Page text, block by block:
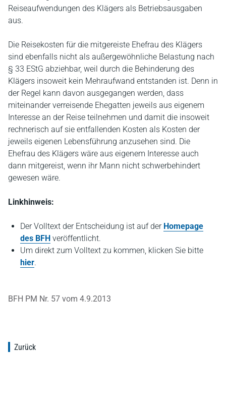
Reiseaufwendungen des Klägers als Betriebsausgaben
aus.
Die Reisekosten für die mitgereiste Ehefrau des Klägers
sind ebenfalls nicht als außergewöhnliche Belastung nach
§ 33 EStG abziehbar, weil durch die Behinderung des
Klägers insoweit kein Mehraufwand entstanden ist. Denn in
der Regel kann davon ausgegangen werden, dass
miteinander verreisende Ehegatten jeweils aus eigenem
Interesse an der Reise teilnehmen und damit die insoweit
rechnerisch auf sie entfallenden Kosten als Kosten der
jeweils eigenen Lebensführung anzusehen sind. Die
Ehefrau des Klägers wäre aus eigenem Interesse auch
dann mitgereist, wenn ihr Mann nicht schwerbehindert
gewesen wäre.
Linkhinweis:
Der Volltext der Entscheidung ist auf der Homepage
des BFH veröffentlicht.
Um direkt zum Volltext zu kommen, klicken Sie bitte
hier.
BFH PM Nr. 57 vom 4.9.2013
Zurück